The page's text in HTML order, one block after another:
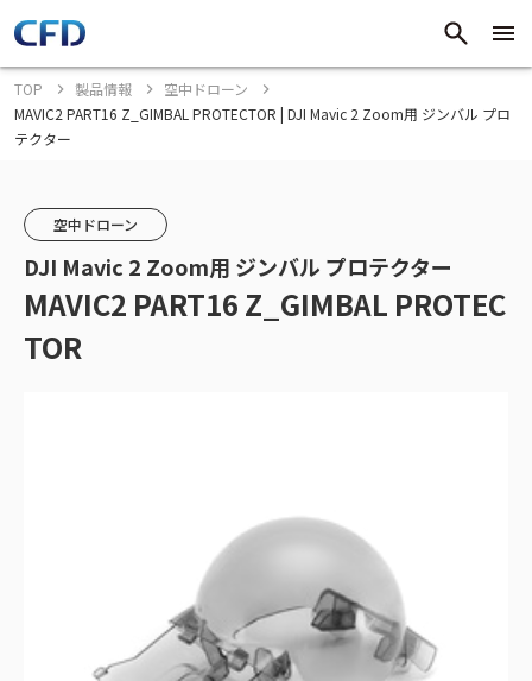
TOP 製品情報
空中ドローン
MAVIC2 PART16 Z_GIMBAL PROTECTOR | DJI Mavic 2 Zoom用 ジンバル プロ
テクター
空中ドローン
DJI Mavic 2 Zoom用 ジンバル プロテクター
MAVIC2 PART16 Z_GIMBAL PROTEC
TOR